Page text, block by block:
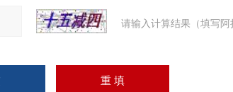
请输入计算结果（填写